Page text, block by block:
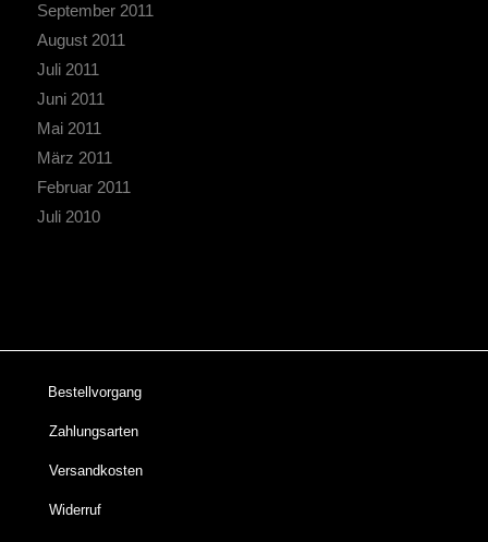
September 2011
August 2011
Juli 2011
Juni 2011
Mai 2011
März 2011
Februar 2011
Juli 2010
Bestellvorgang
Zahlungsarten
Versandkosten
Widerruf